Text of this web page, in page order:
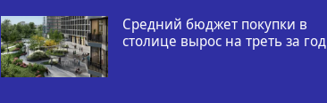
Средний бюджет покупки в
столице вырос на треть за год